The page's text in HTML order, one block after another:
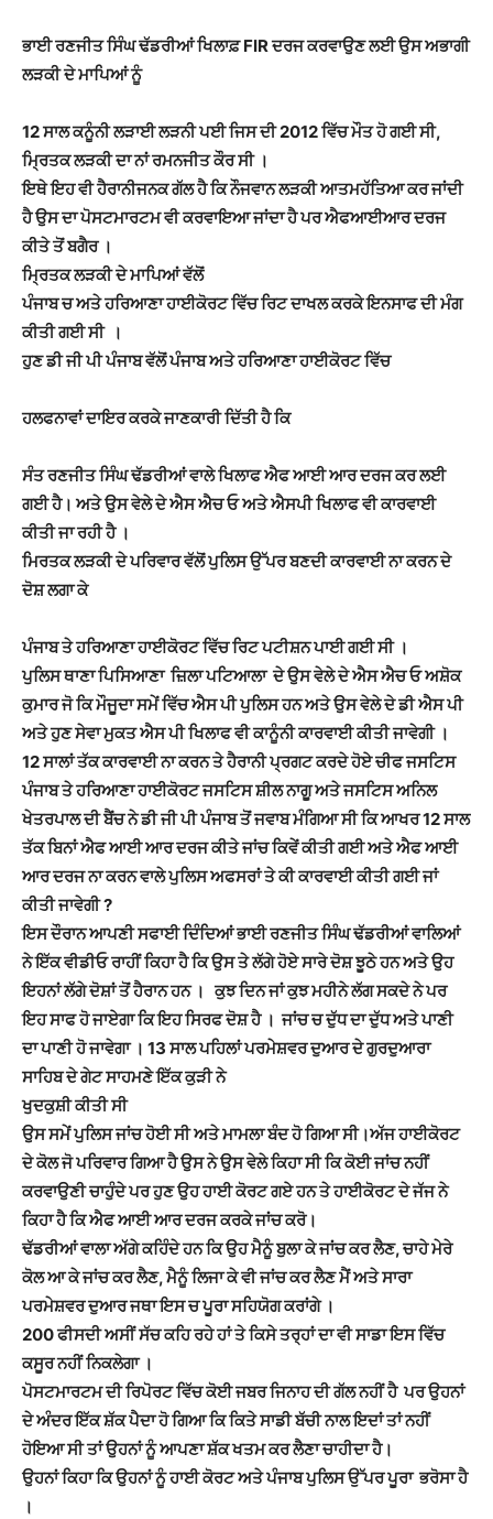
ਭਾਈ ਰਣਜੀਤ ਸਿੰਘ ਢੱਡਰੀਆਂ ਖਿਲਾਫ਼ FIR ਦਰਜ ਕਰਵਾਉਣ ਲਈ ਉਸ ਅਭਾਗੀ
ਲੜਕੀ ਦੇ ਮਾਪਿਆਂ ਨੂੰ
12 ਸਾਲ ਕਨੂੰਨੀ ਲੜਾਈ ਲੜਨੀ ਪਈ ਜਿਸ ਦੀ 2012 ਵਿੱਚ ਮੌਤ ਹੋ ਗਈ ਸੀ,
ਮ੍ਰਿਤਕ ਲੜਕੀ ਦਾ ਨਾਂ ਰਮਨਜੀਤ ਕੌਰ ਸੀ ।
ਇਥੇ ਇਹ ਵੀ ਹੈਰਾਨੀਜਨਕ ਗੱਲ ਹੈ ਕਿ ਨੌਜਵਾਨ ਲੜਕੀ ਆਤਮਹੱਤਿਆ ਕਰ ਜਾਂਦੀ
ਹੈ ਉਸ ਦਾ ਪੋਸਟਮਾਰਟਮ ਵੀ ਕਰਵਾਇਆ ਜਾਂਦਾ ਹੈ ਪਰ ਐਫਆਈਆਰ ਦਰਜ
ਕੀਤੇ ਤੋਂ ਬਗੈਰ ।
ਮ੍ਰਿਤਕ ਲੜਕੀ ਦੇ ਮਾਪਿਆਂ ਵੱਲੋਂ
ਪੰਜਾਬ ਚ ਅਤੇ ਹਰਿਆਣਾ ਹਾਈਕੋਰਟ ਵਿੱਚ ਰਿਟ ਦਾਖਲ ਕਰਕੇ ਇਨਸਾਫ ਦੀ ਮੰਗ
ਕੀਤੀ ਗਈ ਸੀ ।
ਹੁਣ ਡੀ ਜੀ ਪੀ ਪੰਜਾਬ ਵੱਲੋਂ ਪੰਜਾਬ ਅਤੇ ਹਰਿਆਣਾ ਹਾਈਕੋਰਟ ਵਿੱਚ
ਹਲਫਨਾਵਾਂ ਦਾਇਰ ਕਰਕੇ ਜਾਣਕਾਰੀ ਦਿੱਤੀ ਹੈ ਕਿ
ਸੰਤ ਰਣਜੀਤ ਸਿੰਘ ਢੱਡਰੀਆਂ ਵਾਲੇ ਖਿਲਾਫ ਐਫ ਆਈ ਆਰ ਦਰਜ ਕਰ ਲਈ
ਗਈ ਹੈ। ਅਤੇ ਉਸ ਵੇਲੇ ਦੇ ਐਸ ਐਚ ਓ ਅਤੇ ਐਸਪੀ ਖਿਲਾਫ ਵੀ ਕਾਰਵਾਈ
ਕੀਤੀ ਜਾ ਰਹੀ ਹੈ ।
ਮਿਰਤਕ ਲੜਕੀ ਦੇ ਪਰਿਵਾਰ ਵੱਲੋਂ ਪੁਲਿਸ ਉੱਪਰ ਬਣਦੀ ਕਾਰਵਾਈ ਨਾ ਕਰਨ ਦੇ
ਦੋਸ਼ ਲਗਾ ਕੇ
ਪੰਜਾਬ ਤੇ ਹਰਿਆਣਾ ਹਾਈਕੋਰਟ ਵਿੱਚ ਰਿਟ ਪਟੀਸ਼ਨ ਪਾਈ ਗਈ ਸੀ ।
ਪੁਲਿਸ ਥਾਣਾ ਪਿਸਿਆਣਾ ਜ਼ਿਲਾ ਪਟਿਆਲਾ ਦੇ ਉਸ ਵੇਲੇ ਦੇ ਐਸ ਐਚ ਓ ਅਸ਼ੋਕ
ਕੁਮਾਰ ਜੋ ਕਿ ਮੌਜੂਦਾ ਸਮੇਂ ਵਿੱਚ ਐਸ ਪੀ ਪੁਲਿਸ ਹਨ ਅਤੇ ਉਸ ਵੇਲੇ ਦੇ ਡੀ ਐਸ ਪੀ
ਅਤੇ ਹੁਣ ਸੇਵਾ ਮੁਕਤ ਐਸ ਪੀ ਖਿਲਾਫ ਵੀ ਕਾਨੂੰਨੀ ਕਾਰਵਾਈ ਕੀਤੀ ਜਾਵੇਗੀ ।
12 ਸਾਲਾਂ ਤੱਕ ਕਾਰਵਾਈ ਨਾ ਕਰਨ ਤੇ ਹੈਰਾਨੀ ਪ੍ਰਗਟ ਕਰਦੇ ਹੋਏ ਚੀਫ ਜਸਟਿਸ
ਪੰਜਾਬ ਤੇ ਹਰਿਆਣਾ ਹਾਈਕੋਰਟ ਜਸਟਿਸ ਸ਼ੀਲ ਨਾਗੂ ਅਤੇ ਜਸਟਿਸ ਅਨਿਲ
ਖੇਤਰਪਾਲ ਦੀ ਬੈਂਚ ਨੇ ਡੀ ਜੀ ਪੀ ਪੰਜਾਬ ਤੋਂ ਜਵਾਬ ਮੰਗਿਆ ਸੀ ਕਿ ਆਖਰ 12 ਸਾਲ
ਤੱਕ ਬਿਨਾਂ ਐਫ ਆਈ ਆਰ ਦਰਜ ਕੀਤੇ ਜਾਂਚ ਕਿਵੇਂ ਕੀਤੀ ਗਈ ਅਤੇ ਐਫ ਆਈ
ਆਰ ਦਰਜ ਨਾ ਕਰਨ ਵਾਲੇ ਪੁਲਿਸ ਅਫਸਰਾਂ ਤੇ ਕੀ ਕਾਰਵਾਈ ਕੀਤੀ ਗਈ ਜਾਂ
ਕੀਤੀ ਜਾਵੇਗੀ ?
ਇਸ ਦੌਰਾਨ ਆਪਣੀ ਸਫਾਈ ਦਿੰਦਿਆਂ ਭਾਈ ਰਣਜੀਤ ਸਿੰਘ ਢੱਡਰੀਆਂ ਵਾਲਿਆਂ
ਨੇ ਇੱਕ ਵੀਡੀਓ ਰਾਹੀਂ ਕਿਹਾ ਹੈ ਕਿ ਉਸ ਤੇ ਲੱਗੇ ਹੋਏ ਸਾਰੇ ਦੋਸ਼ ਝੂਠੇ ਹਨ ਅਤੇ ਉਹ
ਇਹਨਾਂ ਲੱਗੇ ਦੋਸ਼ਾਂ ਤੋਂ ਹੈਰਾਨ ਹਨ । ਕੁਝ ਦਿਨ ਜਾਂ ਕੁਝ ਮਹੀਨੇ ਲੱਗ ਸਕਦੇ ਨੇ ਪਰ
ਇਹ ਸਾਫ ਹੋ ਜਾਏਗਾ ਕਿ ਇਹ ਸਿਰਫ ਦੋਸ਼ ਹੈ । ਜਾਂਚ ਚ ਦੁੱਧ ਦਾ ਦੁੱਧ ਅਤੇ ਪਾਣੀ
ਦਾ ਪਾਣੀ ਹੋ ਜਾਵੇਗਾ । 13 ਸਾਲ ਪਹਿਲਾਂ ਪਰਮੇਸ਼ਵਰ ਦੁਆਰ ਦੇ ਗੁਰਦੁਆਰਾ
ਸਾਹਿਬ ਦੇ ਗੇਟ ਸਾਹਮਣੇ ਇੱਕ ਕੁੜੀ ਨੇ
ਖੁਦਕੁਸ਼ੀ ਕੀਤੀ ਸੀ
ਉਸ ਸਮੇਂ ਪੁਲਿਸ ਜਾਂਚ ਹੋਈ ਸੀ ਅਤੇ ਮਾਮਲਾ ਬੰਦ ਹੋ ਗਿਆ ਸੀ।ਅੱਜ ਹਾਈਕੋਰਟ
ਦੇ ਕੋਲ ਜੋ ਪਰਿਵਾਰ ਗਿਆ ਹੈ ਉਸ ਨੇ ਉਸ ਵੇਲੇ ਕਿਹਾ ਸੀ ਕਿ ਕੋਈ ਜਾਂਚ ਨਹੀਂ
ਕਰਵਾਉਣੀ ਚਾਹੁੰਦੇ ਪਰ ਹੁਣ ਉਹ ਹਾਈ ਕੋਰਟ ਗਏ ਹਨ ਤੇ ਹਾਈਕੋਰਟ ਦੇ ਜੱਜ ਨੇ
ਕਿਹਾ ਹੈ ਕਿ ਐਫ ਆਈ ਆਰ ਦਰਜ ਕਰਕੇ ਜਾਂਚ ਕਰੋ।
ਢੱਡਰੀਆਂ ਵਾਲਾ ਅੱਗੇ ਕਹਿੰਦੇ ਹਨ ਕਿ ਉਹ ਮੈਨੂੰ ਬੁਲਾ ਕੇ ਜਾਂਚ ਕਰ ਲੈਣ, ਚਾਹੇ ਮੇਰੇ
ਕੋਲ ਆ ਕੇ ਜਾਂਚ ਕਰ ਲੈਣ, ਮੈਨੂੰ ਲਿਜਾ ਕੇ ਵੀ ਜਾਂਚ ਕਰ ਲੈਣ ਮੈਂ ਅਤੇ ਸਾਰਾ
ਪਰਮੇਸ਼ਵਰ ਦੁਆਰ ਜਥਾ ਇਸ ਚ ਪੂਰਾ ਸਹਿਯੋਗ ਕਰਾਂਗੇ ।
200 ਫੀਸਦੀ ਅਸੀਂ ਸੱਚ ਕਹਿ ਰਹੇ ਹਾਂ ਤੇ ਕਿਸੇ ਤਰ੍ਹਾਂ ਦਾ ਵੀ ਸਾਡਾ ਇਸ ਵਿੱਚ
ਕਸੂਰ ਨਹੀਂ ਨਿਕਲੇਗਾ ।
ਪੋਸਟਮਾਰਟਮ ਦੀ ਰਿਪੋਰਟ ਵਿੱਚ ਕੋਈ ਜਬਰ ਜਿਨਾਹ ਦੀ ਗੱਲ ਨਹੀਂ ਹੈ ਪਰ ਉਹਨਾਂ
ਦੇ ਅੰਦਰ ਇੱਕ ਸ਼ੱਕ ਪੈਦਾ ਹੋ ਗਿਆ ਕਿ ਕਿਤੇ ਸਾਡੀ ਬੱਚੀ ਨਾਲ ਇਦਾਂ ਤਾਂ ਨਹੀਂ
ਹੋਇਆ ਸੀ ਤਾਂ ਉਹਨਾਂ ਨੂੰ ਆਪਣਾ ਸ਼ੱਕ ਖਤਮ ਕਰ ਲੈਣਾ ਚਾਹੀਦਾ ਹੈ।
ਉਹਨਾਂ ਕਿਹਾ ਕਿ ਉਹਨਾਂ ਨੂੰ ਹਾਈ ਕੋਰਟ ਅਤੇ ਪੰਜਾਬ ਪੁਲਿਸ ਉੱਪਰ ਪੂਰਾ ਭਰੋਸਾ ਹੈ
।